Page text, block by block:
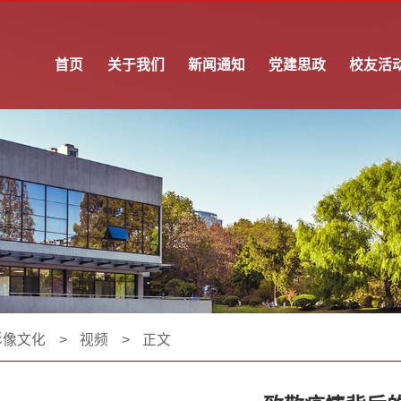
首页 关于我们 新闻通知 党建思政 校友活
像文化 > 视频 > 正文